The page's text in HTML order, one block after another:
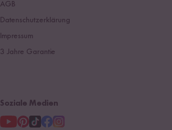
Niederlande
AGB
Datenschutzerklärung
Impressum
3 Jahre Garantie
Soziale Medien